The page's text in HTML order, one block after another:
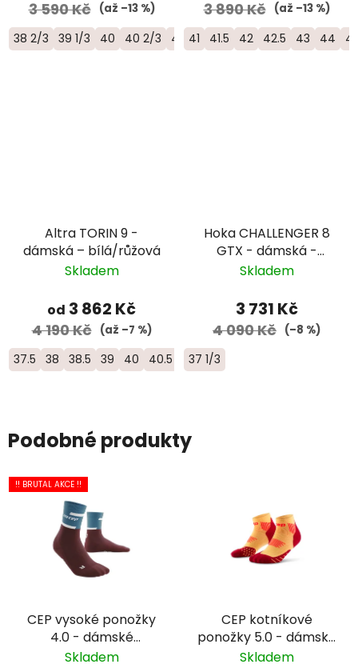
3 590 Kč (až –13 %)
38 2/3 39 1/3 40 40 2/3 41 1/3 42
3 890 Kč (až –13 %)
41 41.5 42 42.5 43 44
Altra TORIN 9 -
dámská – bílá/růžová
Skladem
od 3 862 Kč
4 190 Kč (až –7 %)
37.5 38 38.5 39 40 40.5 41 42
Hoka CHALLENGER 8
GTX - dámská -
černá
Skladem
3 731 Kč
4 090 Kč (–8 %)
37 1/3
Podobné produkty
!! BRUTAL AKCE !!
CEP vysoké ponožky
4.0 - dámské
petrolová/vínová
Skladem
CEP kotníkové
ponožky 5.0 - dámské
- žlutá/červená
Skladem